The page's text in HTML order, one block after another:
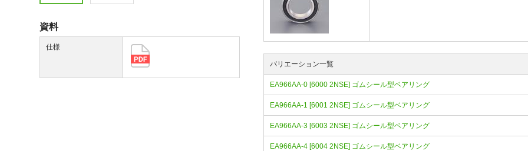
バリエーション一覧
EA966AA-0 [6000 2NSE] ゴムシール型ベアリング
EA966AA-1 [6001 2NSE] ゴムシール型ベアリング
EA966AA-3 [6003 2NSE] ゴムシール型ベアリング
EA966AA-4 [6004 2NSE] ゴムシール型ベアリング
資料
仕様